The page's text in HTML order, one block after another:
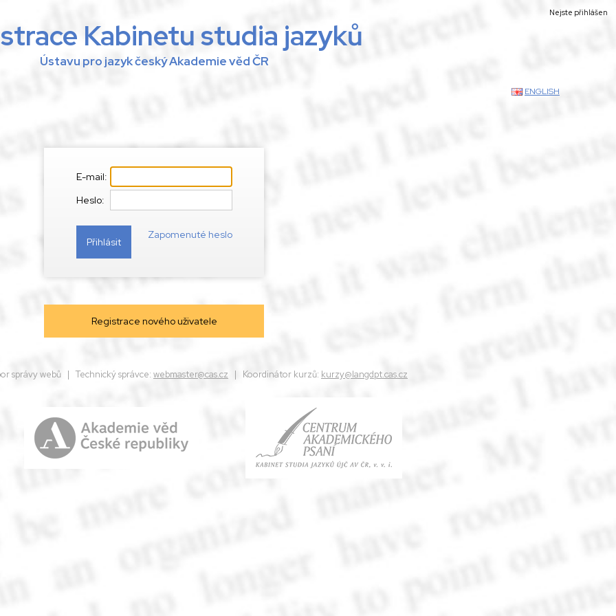
Kabinetu studia jazyků
Ústavu pro jazyk český Akademie věd ČR
Nejste přihlášen
ENGLISH
E-mail:
Heslo:
Zapomenuté heslo
správy webů | Technický správce: webmaster@cas.cz | Koordinátor kurzů: kurzy@langdpt.cas.cz